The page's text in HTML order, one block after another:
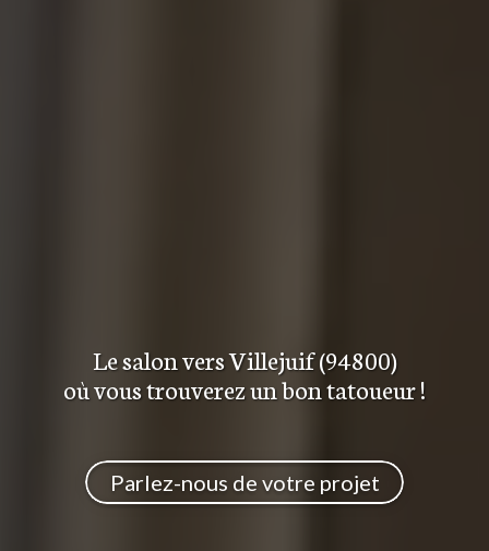
Le salonvers Villejuif (94800)
où vous trouverezun bon tatoueur!
Parlez-nous de votre projet